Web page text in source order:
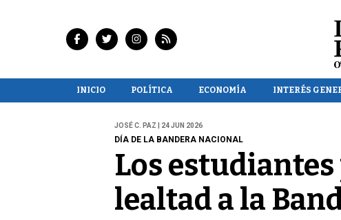
INICIO POLÍTICA ECONOMÍA INTERÉS
JOSÉ C. PAZ | 24 JUN 2026
DÍA DE LA BANDERA NACIONAL
Los
lealtad a la